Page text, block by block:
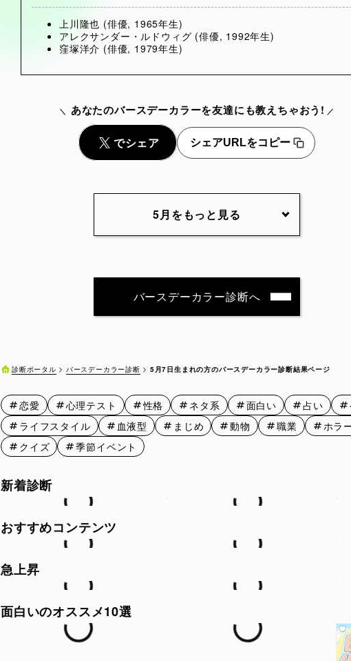
上川隆也 (俳優, 1965年生)
アレクサンダー・ルドウィグ (俳優, 1992年生)
窪塚洋介 (俳優, 1979年生)
あなたのバースデーカラーを友達にも教えちゃおう!
シェアURLをコピー
5月をもっと見る
5月8日 5月9日
5月26日 5月27日 5月28日 5月29日 5月30
5月31日
バースデーカラー診断へ
診断ポータル バースデーカラー診断 5月7日生まれの方のバースデーカラー診断結果ページ
恋愛 心理テスト 性格 ネタ系 面白い 占い
ライフスタイル
血液型 まじめ 動物 職業
ホラ
クイズ
季節イベント
新着診断
おすすめコンテンツ
急上昇
面白いのオススメ10選